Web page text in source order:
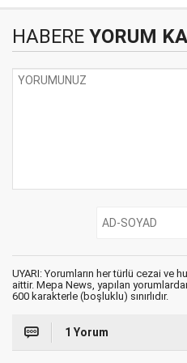
HABERE YORUM
UYARI: Yorumların her türlü cezai ve
aittir. Mepa News, yapılan
600 karakterle (boşluklu) sınırlıdır.
1 Yorum